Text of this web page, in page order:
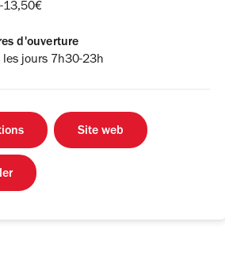
13,50€
d'ouverture
les jours 7h30-23h
Site web